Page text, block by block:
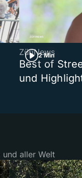
2 Min
ZüriNews
Best of
und
aller Welt